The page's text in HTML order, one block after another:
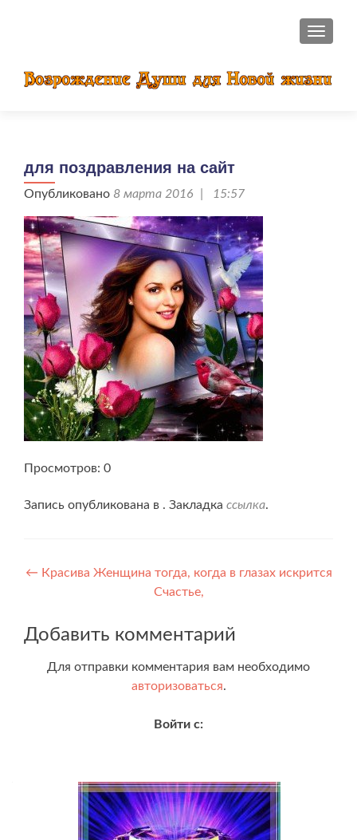
для поздравления на сайт
Опубликовано 8 марта 2016 | 15:57
Просмотров: 0
Запись опубликована в . Закладка ссылка.
Навигация
записям
← Красива Женщина тогда, когда в глазах искрится
Счастье,
Добавить комментарий
Для отправки комментария вам необходимо
авторизоваться.
Войти с: